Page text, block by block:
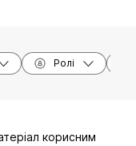
Ролі
корисним